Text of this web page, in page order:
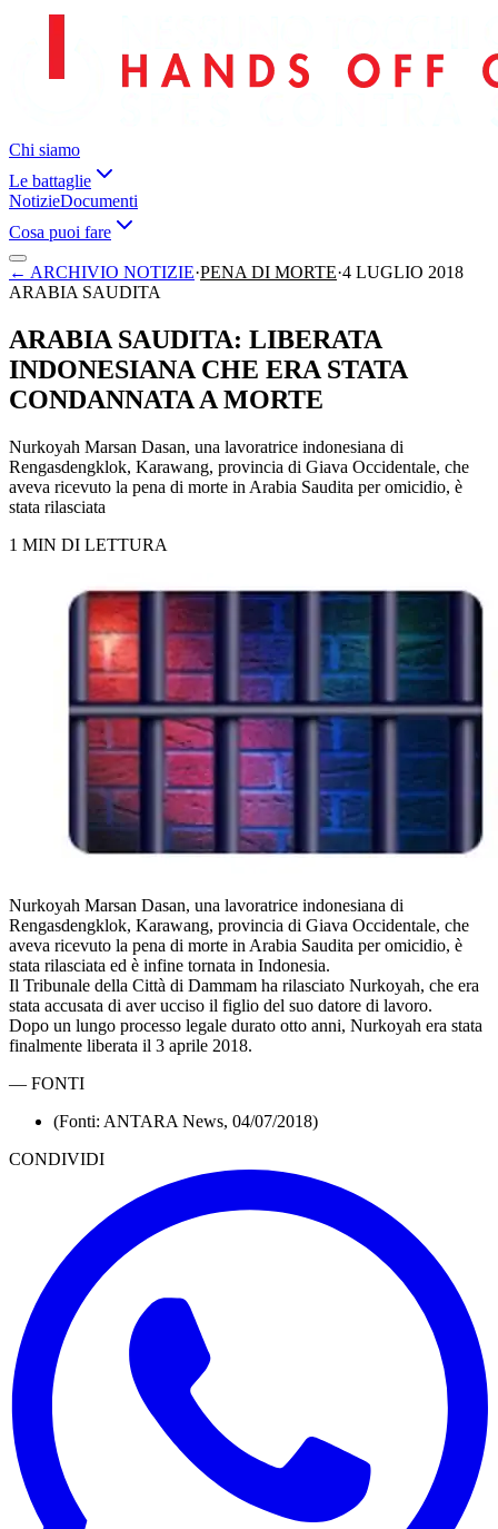
Chi siamo
Le battaglie
NotizieDocumenti
Cosa puoi fare
← ARCHIVIO NOTIZIE·PENA DI MORTE·4 LUGLIO 2018
ARABIA SAUDITA
ARABIA SAUDITA: LIBERATA
INDONESIANA CHE ERA STATA
CONDANNATA A MORTE
Nurkoyah Marsan Dasan, una lavoratrice indonesiana di
Rengasdengklok, Karawang, provincia di Giava Occidentale, che
aveva ricevuto la pena di morte in Arabia Saudita per omicidio, è
stata rilasciata
1 MIN DI LETTURA
Nurkoyah Marsan Dasan, una lavoratrice indonesiana di
Rengasdengklok, Karawang, provincia di Giava Occidentale, che
aveva ricevuto la pena di morte in Arabia Saudita per omicidio, è
stata rilasciata ed è infine tornata in Indonesia.
Il Tribunale della Città di Dammam ha rilasciato Nurkoyah, che era
stata accusata di aver ucciso il figlio del suo datore di lavoro.
Dopo un lungo processo legale durato otto anni, Nurkoyah era stata
finalmente liberata il 3 aprile 2018.
— FONTI
(Fonti: ANTARA News, 04/07/2018)
CONDIVIDI